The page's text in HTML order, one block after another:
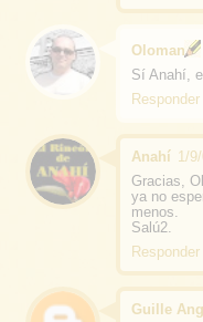
Oloman
Sí Anahí,
Responder
Anahí 1/
Gracias,
ya no
menos.
Salú2.
Responder
Guille